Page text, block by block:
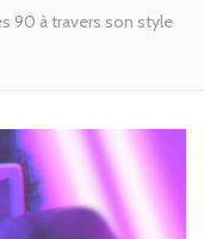
90 à travers son style